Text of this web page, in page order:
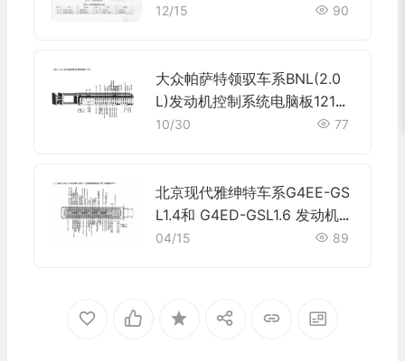
12/15 90
大众帕萨特领驭车系BNL(2.0
L)发动机控制系统电脑板121针
端子
10/30 77
北京现代雅绅特车系G4EE-GS
L1.4和 G4ED-GSL1.6 发动机控
制系统(M/T)电脑板94针端子
04/15 89